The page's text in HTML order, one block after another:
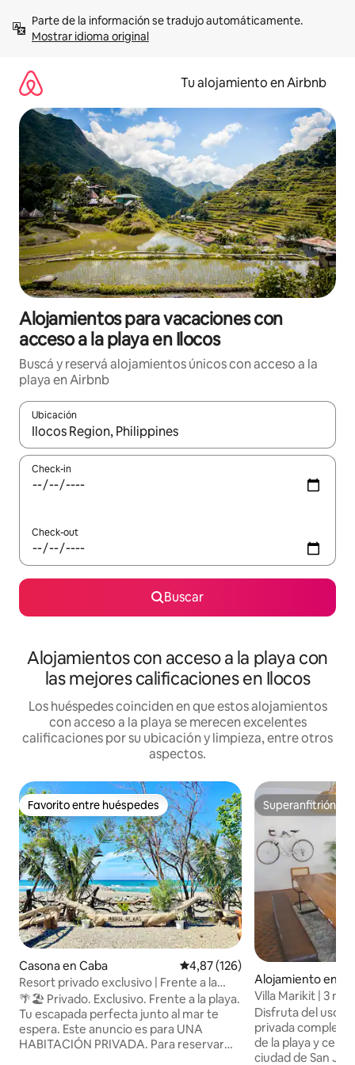
contenidoMostrar idioma original
Tu alojamiento en Airbnb
Alojamientos para vacaciones con
acceso a la playa en Ilocos
Buscá y reservá alojamientos únicos con acceso a la
playa en Airbnb
Ubicación
Cuando los resultados estén disponibles, navegá con las
Check-in
Check-out
Buscar
Alojamientos con acceso a la playa con
las mejores calificaciones en Ilocos
Los huéspedes coinciden en que estos alojamientos
con acceso a la playa se merecen excelentes
calificaciones por su ubicación y limpieza, entre otros
aspectos.
Favorito entre huéspedes
Favorito entre huéspedes
Casona en Caba Calificación promedio: 4,87 de
4,87 (126)
Resort privado exclusivo | Frente a la
playa | La Unión
🌴🏖️ Privado. Exclusivo. Frente a la playa.
Tu escapada perfecta junto al mar te
espera. Este anuncio es para UNA
HABITACIÓN PRIVADA. Para reservar
Superanfitrión
Superanfitrión
Alojamiento en
Villa Marikit | 3
minutos de la
Disfruta del uso
privada completa,
de la playa y
ciudad de San Juan. Villa Marikit es